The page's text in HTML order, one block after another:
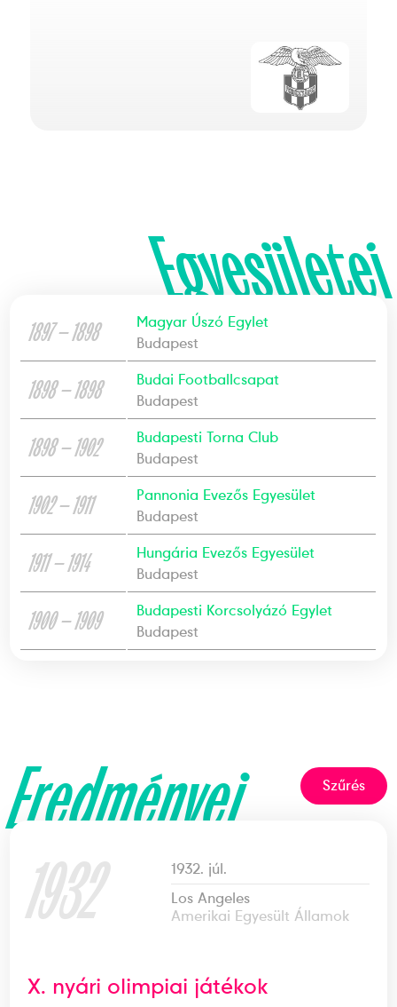
Egyesületei
1897 — 1898
Magyar Úszó Egylet
Budapest
1898 — 1898
Budai Footballcsapat
Budapest
1898 — 1902
Budapesti Torna Club
Budapest
1902 — 1911
Pannonia Evezős Egyesület
Budapest
1911 — 1914
Hungária Evezős Egyesület
Budapest
1900 — 1909
Budapesti Korcsolyázó Egylet
Budapest
Eredményei Szűrés
1932
1932. júl.
Los Angeles
Amerikai Egyesült Államok
X. nyári olimpiai játékok